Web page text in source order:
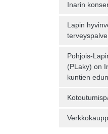
Inarin
Lapin
Pohjois-
(PLaky) on
kuntien